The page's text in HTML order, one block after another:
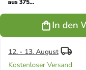
aus 375
In den
12. - 13. August
Kostenloser Versand